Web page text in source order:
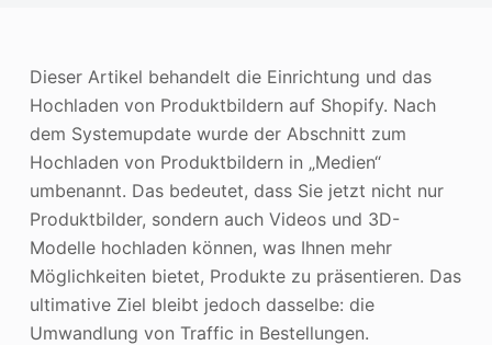
Bild Recopyright
Dieser Artikel behandelt die Einrichtung und das
Hochladen von Produktbildern auf Shopify. Nach
dem Systemupdate wurde der Abschnitt zum
Hochladen von Produktbildern in „Medien“
umbenannt. Das bedeutet, dass Sie jetzt nicht nur
Produktbilder, sondern auch Videos und 3D-
Modelle hochladen können, was Ihnen mehr
Möglichkeiten bietet, Produkte zu präsentieren. Das
ultimative Ziel bleibt jedoch dasselbe: die
Umwandlung von Traffic in Bestellungen.